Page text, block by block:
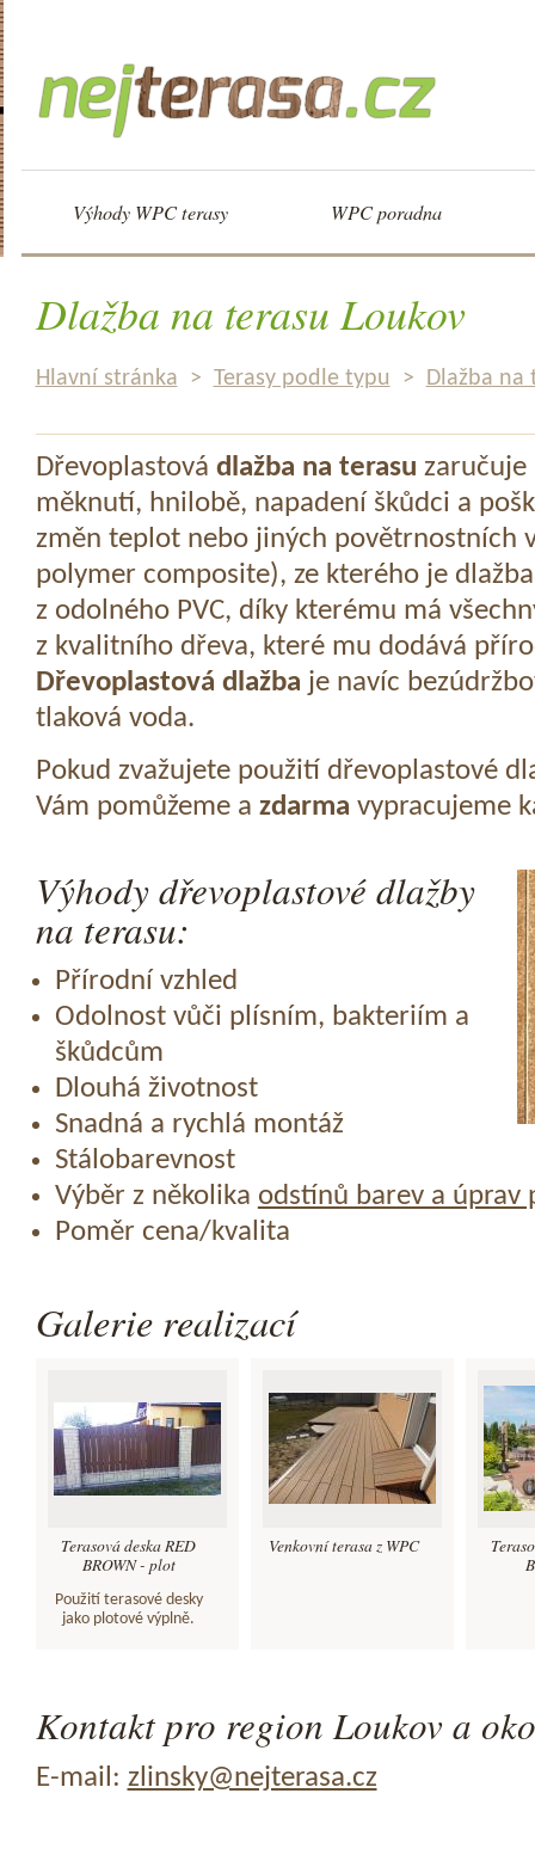
Výhody WPC terasy WPC poradna
Dlažba na terasu Loukov
Hlavní stránka > Terasy podle typu > Dlažba na
Dřevoplastová dlažba na terasu zaručuje
měknutí, hnilobě, napadení škůdci a
změn teplot nebo jiných povětrnostních
polymer composite), ze kterého je
z odolného PVC, díky kterému má
z kvalitního dřeva, které mu dodává
Dřevoplastová dlažba je navíc
tlaková voda.
Pokud zvažujete použití dřevoplastové
Vám pomůžeme a zdarma vypracujeme
Výhody dřevoplastové dlažby
na terasu:
Přírodní vzhled
Odolnost vůči plísním, bakteriím a
škůdcům
Dlouhá životnost
Snadná a rychlá montáž
Stálobarevnost
Výběr z několika odstínů barev a úprav
Poměr cena/kvalita
Galerie realizací
Terasová deska RED
BROWN - plot
Použití terasové desky
jako plotové výplně.
Venkovní terasa z WPC
Kontakt pro region Loukov a
E-mail: zlinsky@nejterasa.cz